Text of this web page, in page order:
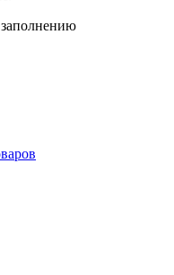
заполнению